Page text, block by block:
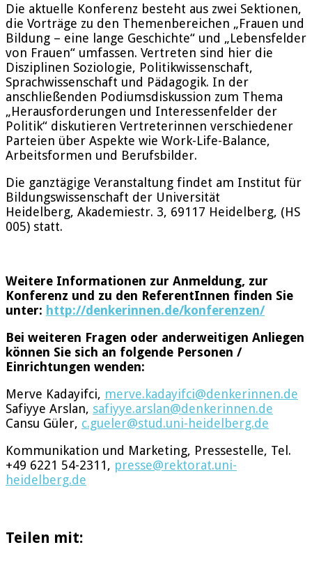
Die aktuelle Konferenz besteht aus zwei Sektionen,
die Vorträge zu den Themenbereichen „Frauen und
Bildung – eine lange Geschichte“ und „Lebensfelder
von Frauen“ umfassen. Vertreten sind hier die
Disziplinen Soziologie, Politikwissenschaft,
Sprachwissenschaft und Pädagogik. In der
anschließenden Podiumsdiskussion zum Thema
„Herausforderungen und Interessenfelder der
Politik“ diskutieren Vertreterinnen verschiedener
Parteien über Aspekte wie Work-Life-Balance,
Arbeitsformen und Berufsbilder.
Die ganztägige Veranstaltung findet am Institut für
Bildungswissenschaft der Universität
Heidelberg, Akademiestr. 3, 69117 Heidelberg, (HS
005) statt.
Weitere Informationen zur Anmeldung, zur
Konferenz und zu den ReferentInnen finden Sie
unter: http://denkerinnen.de/konferenzen/
Bei weiteren Fragen oder anderweitigen Anliegen
können Sie sich an folgende Personen /
Einrichtungen wenden:
Merve Kadayifci, merve.kadayifci@denkerinnen.de
Safiyye Arslan, safiyye.arslan@denkerinnen.de
Cansu Güler, c.gueler@stud.uni-heidelberg.de
Kommunikation und Marketing, Pressestelle, Tel.
+49 6221 54-2311, presse@rektorat.uni-
heidelberg.de
Teilen mit: